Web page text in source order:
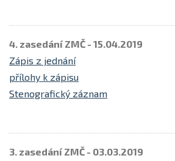
4. zasedání ZMČ - 15.04.2019
Zápis z jednání
přílohy k zápisu
Stenografický záznam
3. zasedání ZMČ - 03.03.2019